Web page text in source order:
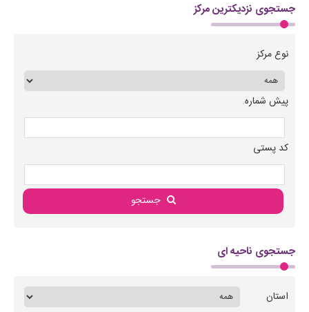
جستجوی نزدیکترین مرکز
نوع مرکز
پیش شماره
کد پستی
جستجو
جستجوی ناحیه ای
استان